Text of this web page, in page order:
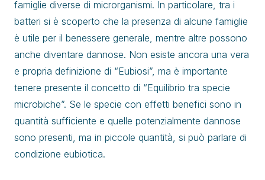
famiglie diverse di microrganismi. In particolare, tra i
batteri si è scoperto che la presenza di alcune famiglie
è utile per il benessere generale, mentre altre possono
anche diventare dannose. Non esiste ancora una vera
e propria definizione di “Eubiosi”, ma è importante
tenere presente il concetto di “Equilibrio tra specie
microbiche”. Se le specie con effetti benefici sono in
quantità sufficiente e quelle potenzialmente dannose
sono presenti, ma in piccole quantità, si può parlare di
condizione eubiotica.